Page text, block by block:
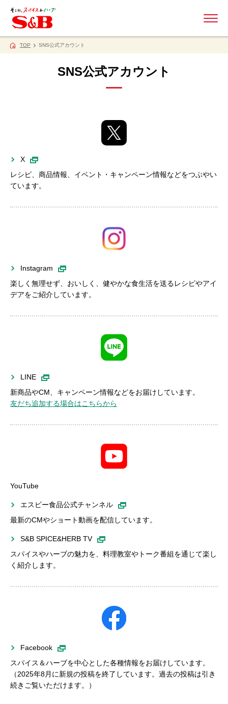
TOP SNS公式アカウント
SNS公式アカウント
X
レシピ、商品情報、イベント・キャンペーン情報などをつぶやい
ています。
Instagram
楽しく無理せず、おいしく、健やかな食生活を送るレシピやアイ
デアをご紹介しています。
LINE
新商品やCM、キャンペーン情報などをお届けしています。
友だち追加する場合はこちらから
YouTube
エスビー食品公式チャンネル
最新のCMやショート動画を配信しています。
S&B SPICE&HERB TV
スパイスやハーブの魅力を、料理教室やトーク番組を通じて楽し
く紹介します。
Facebook
スパイス＆ハーブを中心とした各種情報をお届けしています。
（2025年8月に新規の投稿を終了しています。過去の投稿は引き
続きご覧いただけます。）